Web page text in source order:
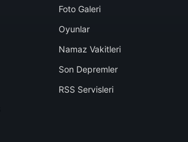
Foto Galeri
Oyunlar
Namaz Vakitleri
Son Depremler
RSS Servisleri